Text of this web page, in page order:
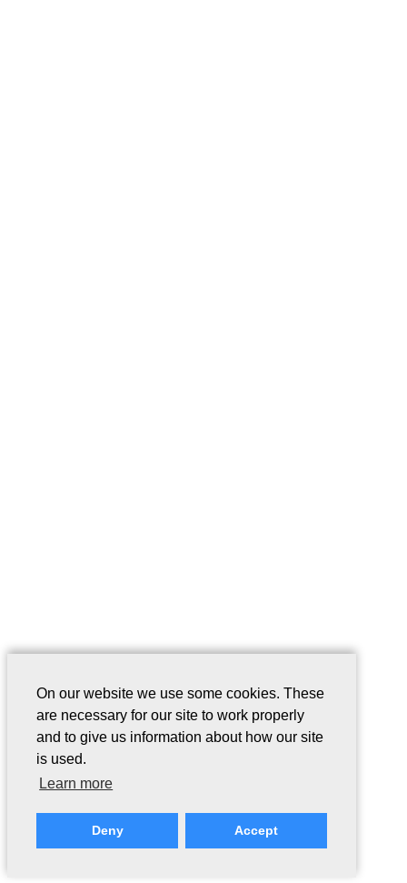
On our website we use some cookies. These
are necessary for our site to work properly
and to give us information about how our site
is used.
Learn more
Deny Accept